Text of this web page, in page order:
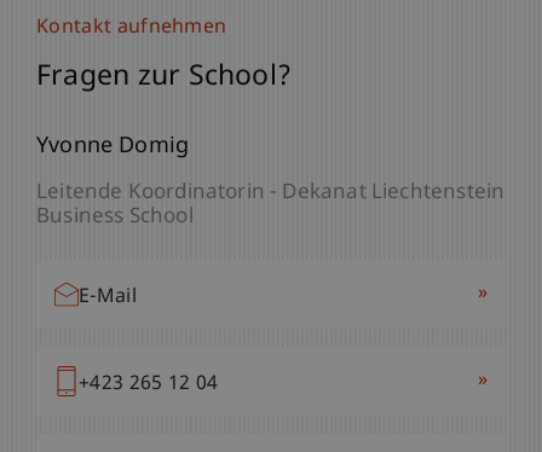
Kontakt aufnehmen
Fragen zur School?
Prof. Dr. Marco
Professor - Entrepreneurship und Leadership
Vize-Dekan - Liechtenstein Business School
Kontakt aufnehmen
Fragen zur School?
Yvonne Domig
Leitende Koordinatorin - Dekanat Liechtenstein
Business School
E-Mail »
+423 265 12 04 »